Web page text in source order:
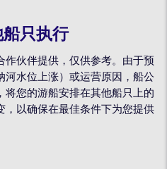
只执行
伙伴提供，仅供参考。由于预
水位上涨）或运营原因，船公
您的游船安排在其他船只上的
以确保在最佳条件下为您提供